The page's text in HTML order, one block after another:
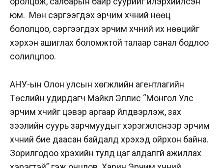
юм. Мөн сэргээгдэх эрчим хүчний нөөц
бололцоо, сэргээгдэх эрчим хүчний их нөөцийг
хэрхэн ашиглах боломжтой талаар санал бодлоо
солилцлоо.
АНУ-ын Олон улсын хөгжлийн агентлагийн
Төслийн удирдагч Майкл Эллис “Монгол Улс
эрчим хүчийг цэвэр аргаар үйлдвэрлэж, зах
зээлийн суурь зарчмуудыг хэрэгжүүлснээр эрчим
хүчний бие даасан байдалд хүрэхэд ойрхон байна.
Зорилгодоо хүрэхийн тулд цаг алдалгүй ажиллах